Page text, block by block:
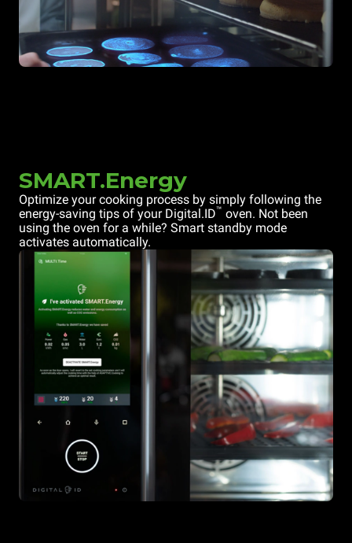
SMART.Energy
Optimize your cooking process by simply following the
energy-saving tips of your Digital.ID™ oven. Not been
using the oven for a while? Smart standby mode
activates automatically.